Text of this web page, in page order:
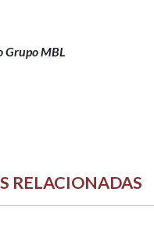
Grupo MBL
RELACIONADAS